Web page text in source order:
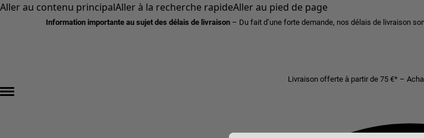
Aller au contenu principalAller à la recherche rapideAller au pied de page
Information importante au sujet des délais de livraison – Du fait d’une forte demande, nos délais de livraison
Livraison offerte à partir de 75 €* –